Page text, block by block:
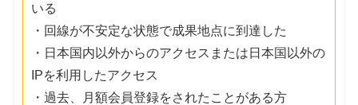
いる
・回線が不安定な状態で成果地点に到達した
・日本国内以外からのアクセスまたは日本国以外の
IPを利用したアクセス
・過去、月額会員登録をされたことがある方